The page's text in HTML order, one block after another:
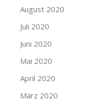
August 2020
Juli 2020
Juni 2020
Mai 2020
April 2020
März 2020